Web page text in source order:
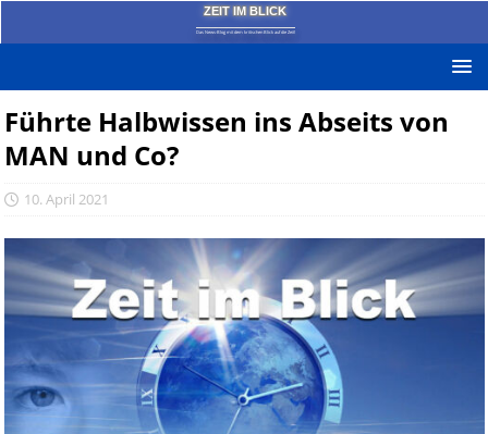
ZEIT IM BLICK
Das News-Blog mit dem kritischen Blick auf die Zeit!
Führte Halbwissen ins Abseits von
MAN und Co?
10. April 2021